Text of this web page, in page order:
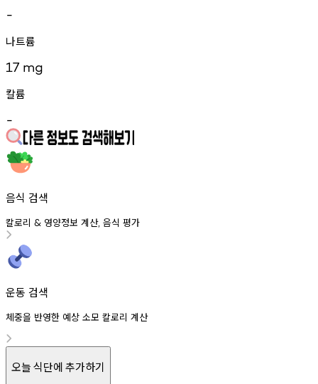
-
나트륨
17 mg
칼륨
-
음식 검색
칼로리 & 영양정보 계산, 음식 평가
운동 검색
체중을 반영한 예상 소모 칼로리 계산
오늘 식단에 추가하기